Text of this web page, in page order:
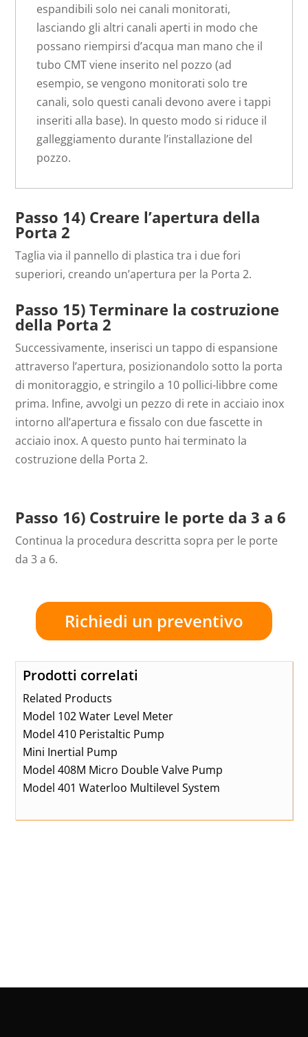
espandibili solo nei canali monitorati,
lasciando gli altri canali aperti in modo che
possano riempirsi d’acqua man mano che il
tubo CMT viene inserito nel pozzo (ad
esempio, se vengono monitorati solo tre
canali, solo questi canali devono avere i tappi
inseriti alla base). In questo modo si riduce il
galleggiamento durante l’installazione del
pozzo.
Passo 14) Creare l’apertura della
Porta 2
Taglia via il pannello di plastica tra i due fori
superiori, creando un’apertura per la Porta 2.
Passo 15) Terminare la costruzione
della Porta 2
Successivamente, inserisci un tappo di espansione
attraverso l’apertura, posizionandolo sotto la porta
di monitoraggio, e stringilo a 10 pollici-libbre come
prima. Infine, avvolgi un pezzo di rete in acciaio inox
intorno all’apertura e fissalo con due fascette in
acciaio inox. A questo punto hai terminato la
costruzione della Porta 2.
Passo 16) Costruire le porte da 3 a 6
Continua la procedura descritta sopra per le porte
da 3 a 6.
Richiedi un preventivo
Prodotti correlati
Related Products
Model 102 Water Level Meter
Model 410 Peristaltic Pump
Mini Inertial Pump
Model 408M Micro Double Valve Pump
Model 401 Waterloo Multilevel System